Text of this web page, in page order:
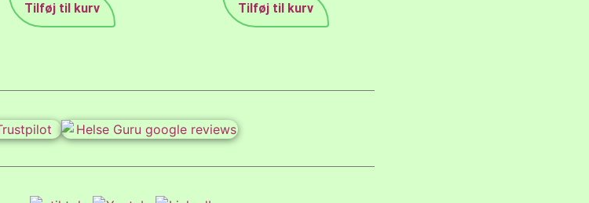
Tilføj til kurv Tilføj til kurv